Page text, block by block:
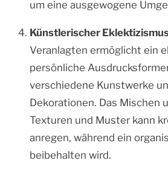
um eine ausgewogene
Künstlerischer
Veranlagten ermöglicht ein
persönliche
verschiedene Kunstwerke
Dekorationen. Das Mischen
Texturen und Muster kann
anregen, während ein
beibehalten wird.